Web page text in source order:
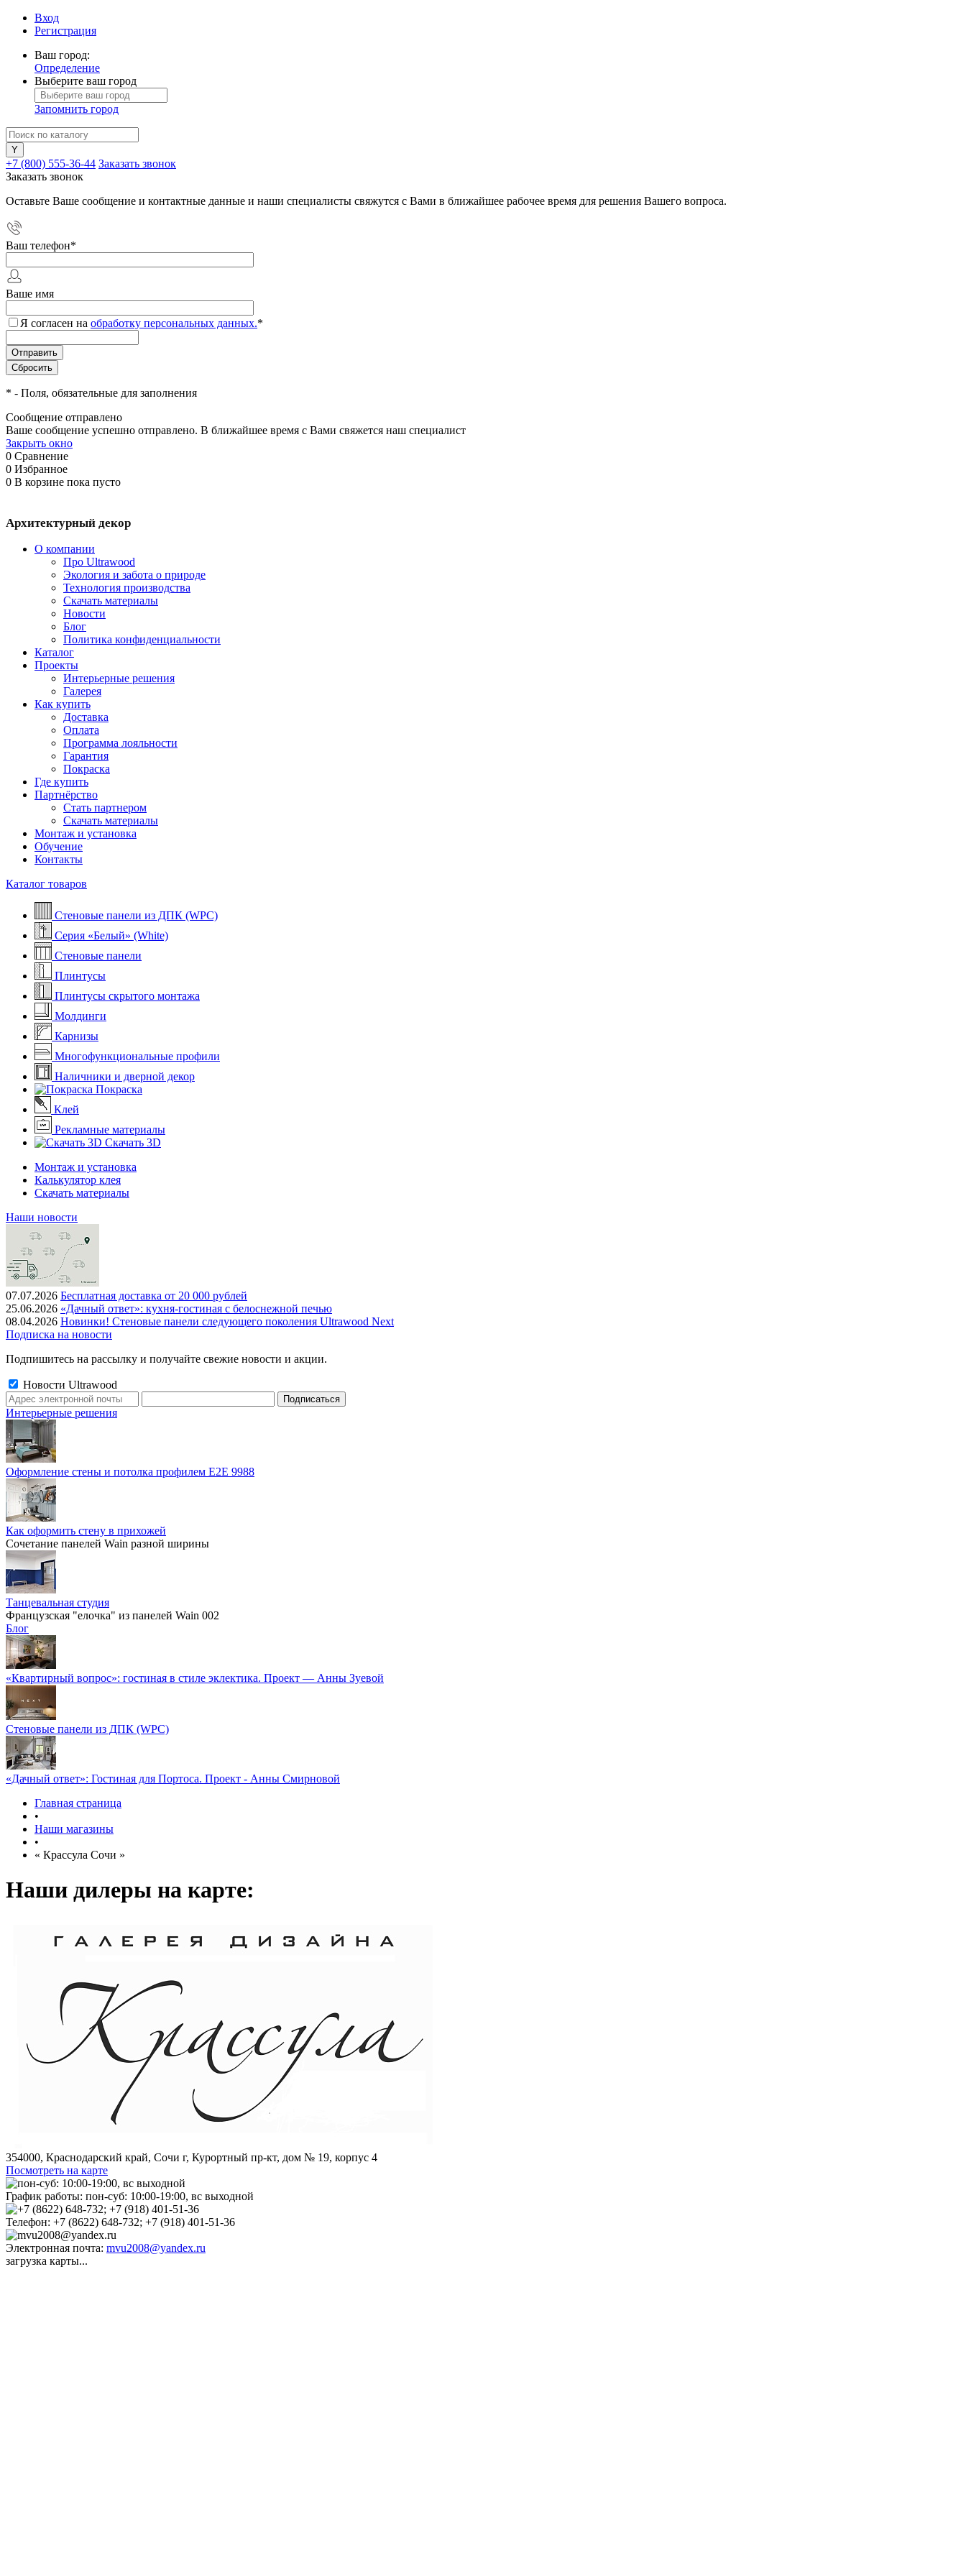
Вход
Регистрация
Ваш город:
Определение
Выберите ваш город
Запомнить город
+7 (800) 555-36-44 Заказать звонок
Заказать звонок
Оставьте Ваше сообщение и контактные данные и наши специалисты свяжутся с Вами в ближайшее рабочее время для решения Вашего вопроса.
Ваш телефон*
Ваше имя
Я согласен на обработку персональных данных.*
* - Поля, обязательные для заполнения
Сообщение отправлено
Ваше сообщение успешно отправлено. В ближайшее время с Вами свяжется наш специалист
Закрыть окно
0 Сравнение
0 Избранное
0 В корзине пока пусто
Архитектурный декор
О компании
Про Ultrawood
Экология и забота о природе
Технология производства
Скачать материалы
Новости
Блог
Политика конфиденциальности
Каталог
Проекты
Интерьерные решения
Галерея
Как купить
Доставка
Оплата
Программа лояльности
Гарантия
Покраска
Где купить
Партнёрство
Стать партнером
Скачать материалы
Монтаж и установка
Обучение
Контакты
Каталог товаров
Стеновые панели из ДПК (WPC)
Серия «Белый» (White)
Стеновые панели
Плинтусы
Плинтусы скрытого монтажа
Молдинги
Карнизы
Многофункциональные профили
Наличники и дверной декор
Покраска
Клей
Рекламные материалы
Скачать 3D
Монтаж и установка
Калькулятор клея
Скачать материалы
Наши новости
07.07.2026 Бесплатная доставка от 20 000 рублей
25.06.2026 «Дачный ответ»: кухня-гостиная с белоснежной печью
08.04.2026 Новинки! Стеновые панели следующего поколения Ultrawood Next
Подписка на новости
Подпишитесь на рассылку и получайте свежие новости и акции.
Новости Ultrawood
Интерьерные решения
Оформление стены и потолка профилем E2E 9988
Как оформить стену в прихожей
Сочетание панелей Wain разной ширины
Танцевальная студия
Французская "елочка" из панелей Wain 002
Блог
«Квартирный вопрос»: гостиная в стиле эклектика. Проект — Анны Зуевой
Стеновые панели из ДПК (WPC)
«Дачный ответ»: Гостиная для Портоса. Проект - Анны Смирновой
Главная страница
•
Наши магазины
•
« Крассула Сочи »
Наши дилеры на карте:
354000, Краснодарский край, Сочи г, Курортный пр-кт, дом № 19, корпус 4
Посмотреть на карте
График работы: пон-суб: 10:00-19:00, вс выходной
Телефон: +7 (8622) 648-732; +7 (918) 401-51-36
Электронная почта: mvu2008@yandex.ru
загрузка карты...